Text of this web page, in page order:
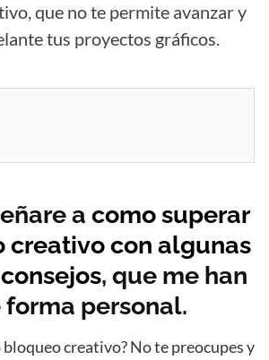
que no te permite avanzar y
tus proyectos gráficos.
a como superar
creativo con algunas
, que me han
personal.
bloqueo creativo? No te preocupes y